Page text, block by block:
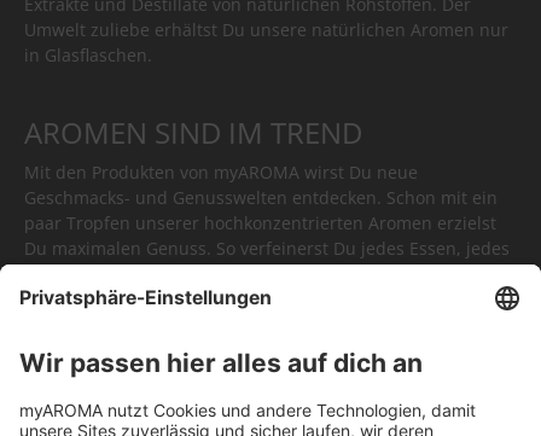
Extrakte und Destillate von natürlichen Rohstoffen. Der
Umwelt zuliebe erhältst Du unsere natürlichen Aromen nur
in Glasflaschen.
AROMEN SIND IM TREND
Mit den Produkten von myAROMA wirst Du neue
Geschmacks- und Genusswelten entdecken. Schon mit ein
paar Tropfen unserer hochkonzentrierten Aromen erzielst
Du maximalen Genuss. So verfeinerst Du jedes Essen, jedes
kulinarische Höhepunkte in Tropfenform.
FÜR JEDEN AUGENBLICK DAS
RICHTIGE AROMA